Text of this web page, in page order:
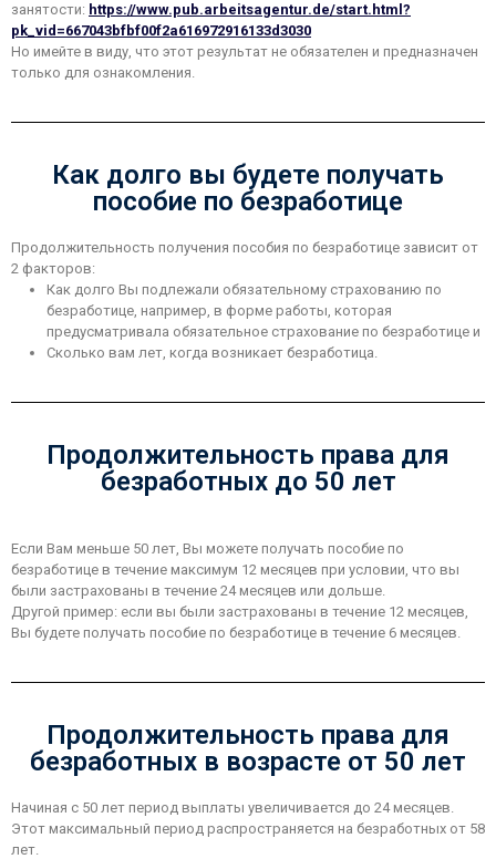
занятости: https://www.pub.arbeitsagentur.de/start.html?
pk_vid=667043bfbf00f2a616972916133d3030
Но имейте в виду, что этот результат не обязателен и предназначен
только для ознакомления.
Как долго вы будете получать
пособие по безработице
Продолжительность получения пособия по безработице зависит от
2 факторов:
Как долго Вы подлежали обязательному страхованию по
безработице, например, в форме работы, которая
предусматривала обязательное страхование по безработице и
Сколько вам лет, когда возникает безработица.
Продолжительность права для
безработных до 50 лет
Если Вам меньше 50 лет, Вы можете получать пособие по
безработице в течение максимум 12 месяцев при условии, что вы
были застрахованы в течение 24 месяцев или дольше.
Другой пример: если вы были застрахованы в течение 12 месяцев,
Вы будете получать пособие по безработице в течение 6 месяцев.
Продолжительность права для
безработных в возрасте от 50 лет
Начиная с 50 лет период выплаты увеличивается до 24 месяцев.
Этот максимальный период распространяется на безработных от 58
лет.